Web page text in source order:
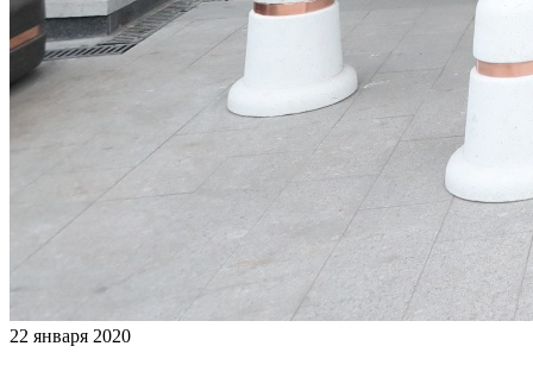
22 января 2020